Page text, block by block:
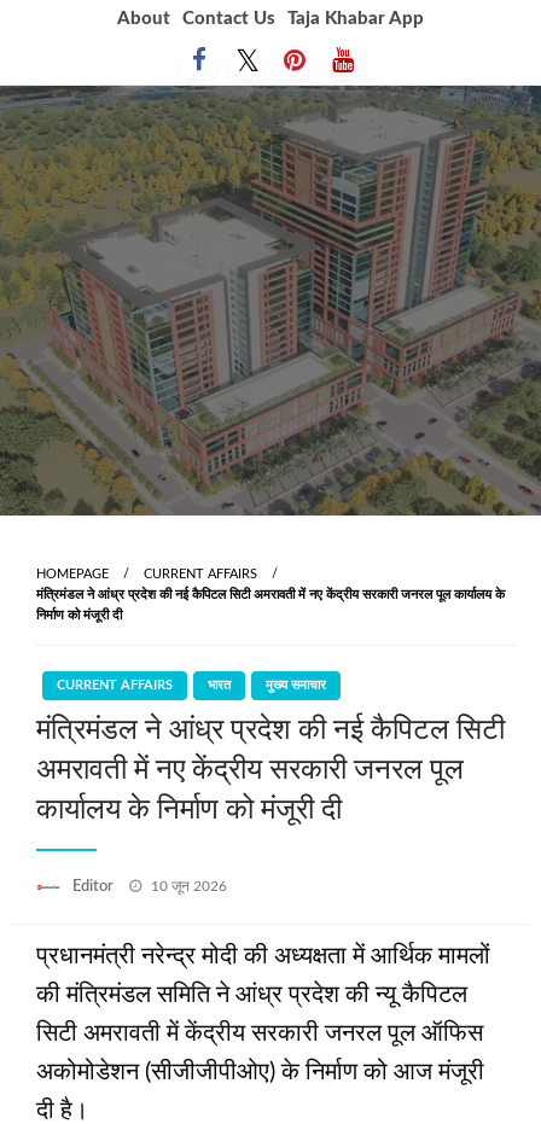
About Contact Us Taja Khabar App
HOMEPAGE
CURRENT AFFAIRS
मंत्रिमंडल ने आंध्र प्रदेश की नई कैपिटल सिटी अमरावती में नए केंद्रीय सरकारी जनरल पूल कार्यालय के
निर्माण को मंजूरी दी
CURRENT AFFAIRS भारत मुख्य समाचार
मंत्रिमंडल ने आंध्र प्रदेश की नई कैपिटल सिटी
अमरावती में नए केंद्रीय सरकारी जनरल पूल
कार्यालय के निर्माण को मंजूरी दी
Editor
Posted
10 जून 2026
प्रधानमंत्री नरेन्‍द्र मोदी की अध्यक्षता में आर्थिक मामलों
की मंत्रिमंडल समिति ने आंध्र प्रदेश की न्‍यू कैपिटल
सिटी अमरावती में केंद्रीय सरकारी जनरल पूल ऑफिस
अकोमोडेशन (सीजीजीपीओए) के निर्माण को आज मंजूरी
दी है।